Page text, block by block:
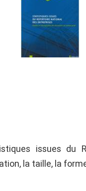
issues du
la taille, la